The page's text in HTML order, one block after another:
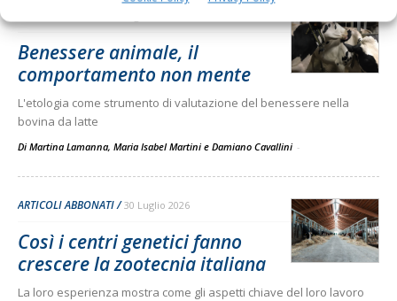
Benessere animale, il
comportamento non mente
L'etologia come strumento di valutazione del benessere nella
bovina da latte
Di Martina Lamanna, Maria Isabel Martini e Damiano Cavallini -
ARTICOLI ABBONATI 30 Luglio 2026
Così i centri genetici fanno
crescere la zootecnia italiana
La loro esperienza mostra come gli aspetti chiave del loro lavoro